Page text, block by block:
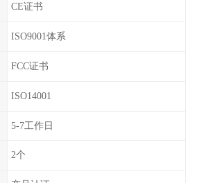
CE证书
ISO9001体系
FCC证书
ISO14001
5-7工作日
2个